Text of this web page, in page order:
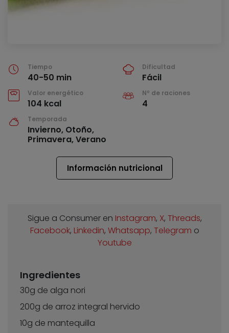
Tiempo
40-50 min
Dificultad
Fácil
Valor energético
104 kcal
Nº de raciones
4
Temporada
Invierno, Otoño,
Primavera, Verano
Información nutricional
Sigue a Consumer en Instagram, X, Threads,
Facebook, Linkedin, Whatsapp, Telegram o
Youtube
Ingredientes
30g de alga nori
200g de arroz integral hervido
10g de mantequilla